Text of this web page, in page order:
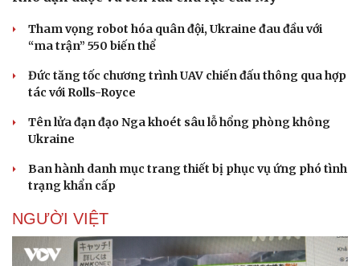
Doanh nghiệp
Thông tin doanh nghiệp
Doanh nhân
Vì cộng đồng
Công nghệ
Trải nghiệm
Tham vọng robot hóa quân đội, Ukraine đau đầu với
“ma trận” 550 biến thể
Đức tăng tốc chương trình UAV chiến đấu thông qua hợp
tác với Rolls-Royce
Tên lửa đạn đạo Nga khoét sâu lỗ hổng phòng không
Ukraine
Ban hành danh mục trang thiết bị phục vụ ứng phó tình
trạng khẩn cấp
NGƯỜI VIỆT